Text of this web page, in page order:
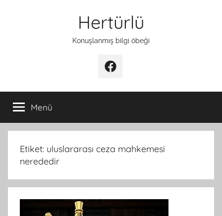
Hertürlü
Konuşlanmış bilgi öbeği
Facebook
Menü
Etiket: uluslararası ceza mahkemesi
nerededir